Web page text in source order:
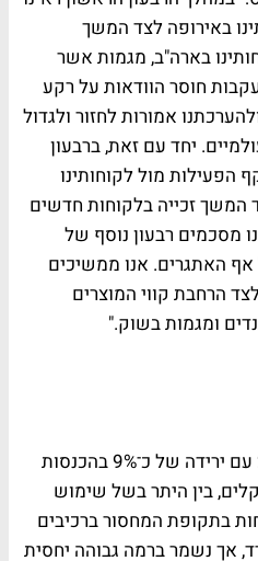
באירופה לצד המשך
בארה"ב, מגמות אשר
חוסר הוודאות על רקע
אמורות לחזור ולגדול
יחד עם זאת, ברבעון
הפעילות מול לקוחותינו
המשך זכייה בלקוחות חדשים
מסכמים רבעון נוסף של
אף האתגרים. אנו ממשיכים
הרחבת קווי המוצרים
ומגמות בשוק."
יוניטרוניקס חתמה את 2024 עם ירידה של כ־9% בהכנסות
מיליון שקלים, בין היתר בשל שימוש
בתקופת המחסור ברכיבים
אך נשמר ברמה גבוהה יחסית